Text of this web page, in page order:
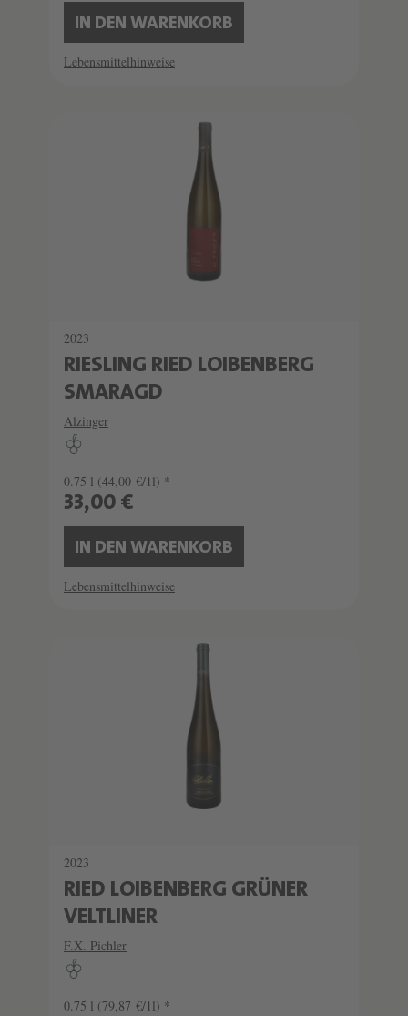
IN DEN WARENKORB
Lebensmittelhinweise
2023
RIESLING RIED LOIBENBERG
SMARAGD
Alzinger
0.75 l (44,00 €/1l) *
33,00 €
IN DEN WARENKORB
Lebensmittelhinweise
2023
RIED LOIBENBERG GRÜNER
VELTLINER
F.X. Pichler
0.75 l (79,87 €/1l) *